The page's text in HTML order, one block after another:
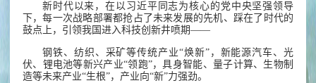
新时代以来，在以习近平同志为核心的党中央坚强领导
下，每一次战略部署都抢占了未来发展的先机、踩在了时代的
鼓点上，引领我国进入科技创新井喷期——
钢铁、纺织、采矿等传统产业“焕新”，新能源汽车、光
伏、锂电池等新兴产业“领跑”，具身智能、量子计算、生物制
造等未来产业“生根”，产业向“新”力强劲。